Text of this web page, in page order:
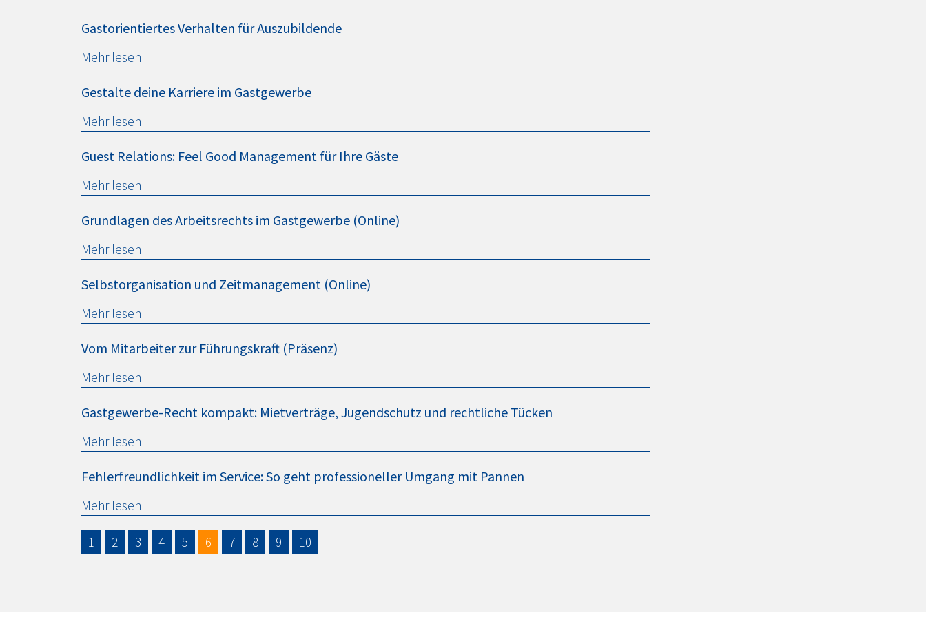
Gastorientiertes Verhalten für Auszubildende
Mehr lesen
Gestalte deine Karriere im Gastgewerbe
Mehr lesen
Guest Relations: Feel Good Management für Ihre Gäste
Mehr lesen
Grundlagen des Arbeitsrechts im Gastgewerbe (Online)
Mehr lesen
Selbstorganisation und Zeitmanagement (Online)
Mehr lesen
Vom Mitarbeiter zur Führungskraft (Präsenz)
Mehr lesen
Gastgewerbe-Recht kompakt: Mietverträge, Jugendschutz und rechtliche Tücken
Mehr lesen
Fehlerfreundlichkeit im Service: So geht professioneller Umgang mit Pannen
Mehr lesen
1 2 3 4 5 6 7 8 9 10